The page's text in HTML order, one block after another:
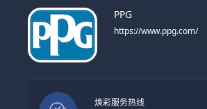
PPG
https://www.ppg.com/
焕彩服务热线